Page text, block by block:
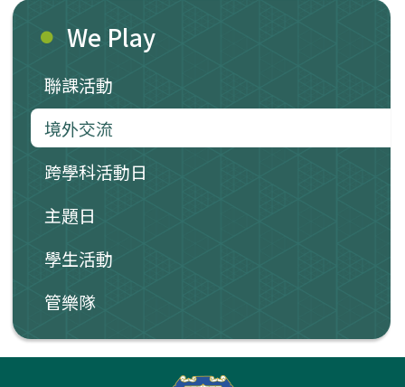
We Play
聯課活動
境外交流
跨學科活動日
主題日
學生活動
管樂隊